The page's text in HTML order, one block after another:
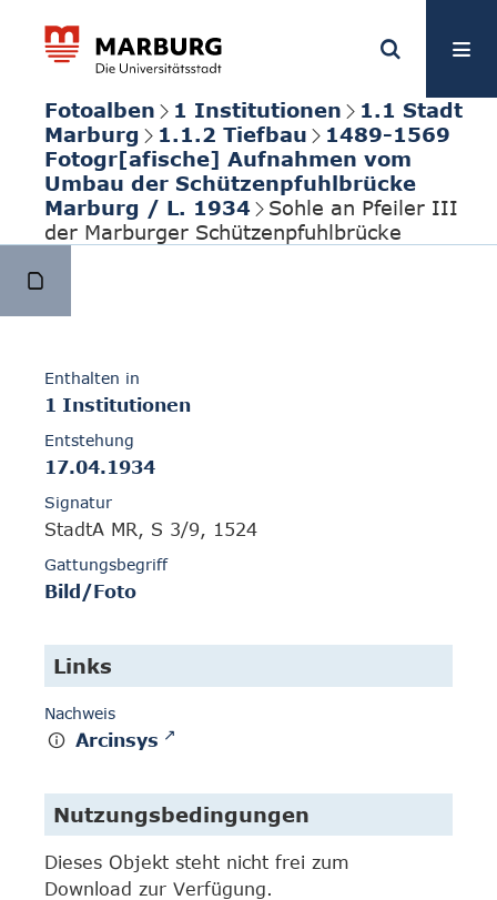
Fotoalben 1 Institutionen
1.1 Stadt
Marburg
1.1.2 Tiefbau
1489-1569
Fotogr[afische] Aufnahmen vom
Umbau der Schützenpfuhlbrücke
Marburg / L. 1934
Sohle an Pfeiler III
der Marburger Schützenpfuhlbrücke
Enthalten in
1 Institutionen
Entstehung
17.04.1934
Signatur
StadtA MR, S 3/9, 1524
Gattungsbegriff
Bild/Foto
Links
Nachweis
Arcinsys
Nutzungsbedingungen
Dieses Objekt steht nicht frei zum
Download zur Verfügung.